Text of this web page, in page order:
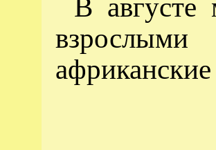
В августе